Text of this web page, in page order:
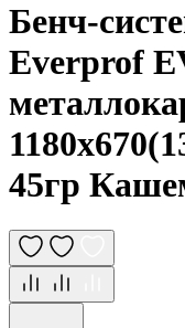
Бенч-
Everprof
45гр